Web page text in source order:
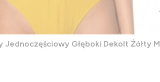
Jednoczęściowy Głęboki Dekolt Żółty M